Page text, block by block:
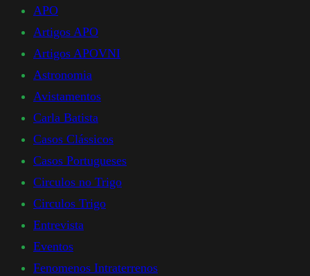
APO
Artigos APO
Artigos APOVNI
Astronomia
Avistamentos
Carla Batista
Casos Clássicos
Casos Portugueses
Circulos no Trigo
Circulos Trigo
Entrevista
Eventos
Fenomenos Intraterrenos